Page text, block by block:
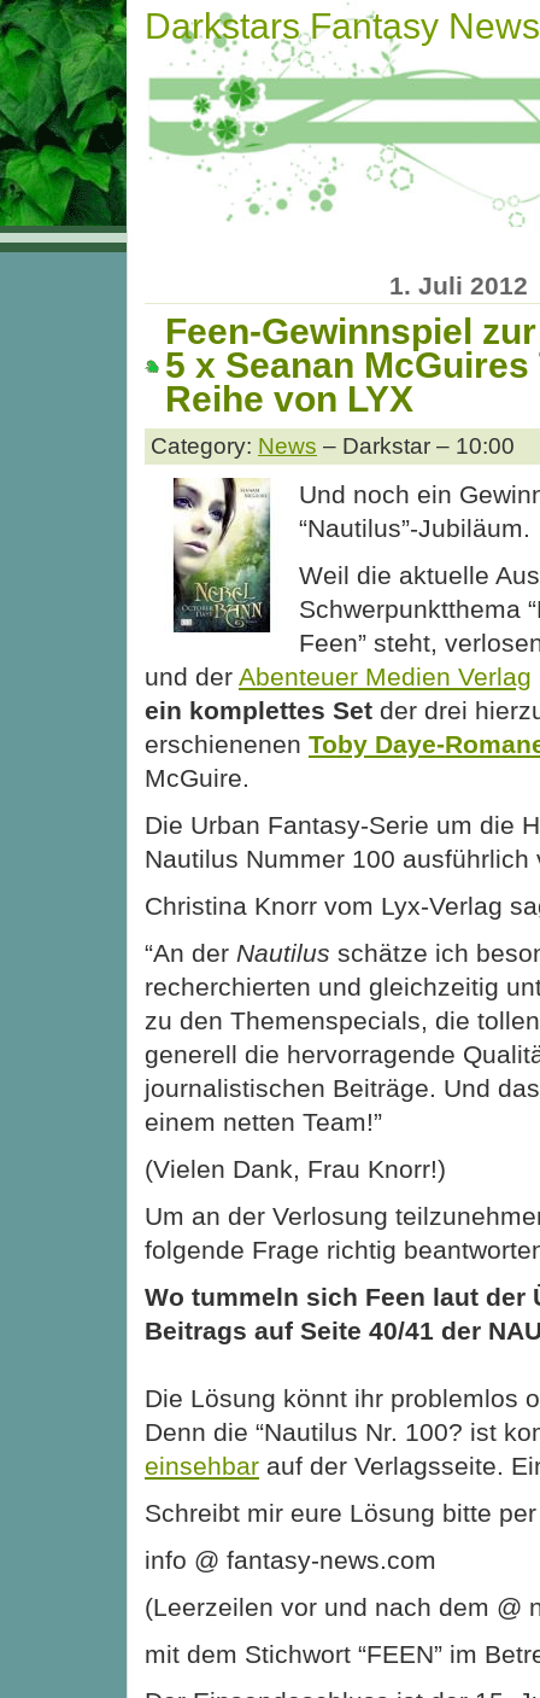
Darkstars Fantasy News
1. Juli 2012
Feen-Gewinnspiel
5 x Seanan McGuires
Reihe von LYX
Category: News – Darkstar – 10:00
Und noch ein
“Nautilus”-Jubiläum.
Weil die aktuelle
Schwerpunktthema
Feen” steht,
und der Abenteuer Medien Verlag
ein komplettes Set der drei
erschienenen Toby Daye-
McGuire.
Die Urban Fantasy-Serie um die
Nautilus Nummer 100 ausführlich
Christina Knorr vom Lyx-Verlag
“An der Nautilus schätze ich
recherchierten und gleichzeitig
zu den Themenspecials, die
generell die hervorragende
journalistischen Beiträge. Und
einem netten Team!”
(Vielen Dank, Frau Knorr!)
Um an der Verlosung
folgende Frage richtig
Wo tummeln sich Feen laut der
Beitrags auf Seite 40/41 der
Die Lösung könnt ihr problemlos
Denn die “Nautilus Nr. 100? ist
einsehbar auf der Verlagsseite.
Schreibt mir eure Lösung bitte
info @ fantasy-news.com
(Leerzeilen vor und nach dem @
mit dem Stichwort “FEEN” im